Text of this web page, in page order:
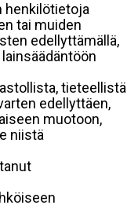
henkilötietoja
tai muiden
edellyttämällä,
tieteellistä
edellyttäen,
muotoon,
niistä